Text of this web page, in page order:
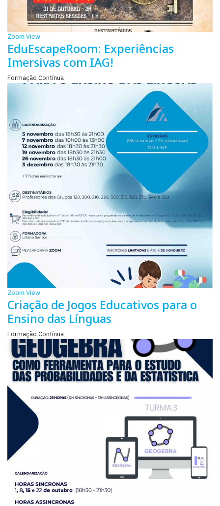
Zoom View
EduEscapeRoom: Experiências
Imersivas com IAG!
Formação Contínua
Zoom View
Criação de Jogos Educativos para o
Ensino das Línguas
Formação Contínua